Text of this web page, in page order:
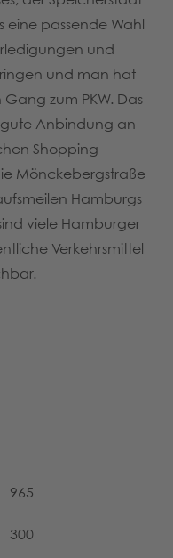
eine passende Wahl
und
und man hat
zum PKW. Das
Anbindung an
Shopping-
Mönckebergstraße
Hamburgs
viele Hamburger
Verkehrsmittel
965
300